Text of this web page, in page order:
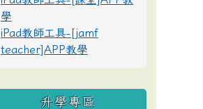
學
iPad教師工具-[jamf
teacher]APP教學
升學專區